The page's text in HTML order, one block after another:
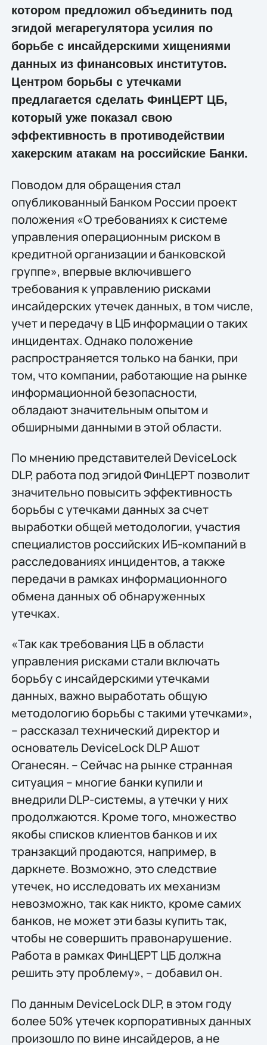
котором предложил объединить под
эгидой мегарегулятора усилия по
борьбе с инсайдерскими хищениями
данных из финансовых институтов.
Центром борьбы с утечками
предлагается сделать ФинЦЕРТ ЦБ,
который уже показал свою
эффективность в противодействии
хакерским атакам на российские Банки.
Поводом для обращения стал
опубликованный Банком России проект
положения «О требованиях к системе
управления операционным риском в
кредитной организации и банковской
группе», впервые включившего
требования к управлению рисками
инсайдерских утечек данных, в том числе,
учет и передачу в ЦБ информации о таких
инцидентах. Однако положение
распространяется только на банки, при
том, что компании, работающие на рынке
информационной безопасности,
обладают значительным опытом и
обширными данными в этой области.
По мнению представителей DeviceLock
DLP, работа под эгидой ФинЦЕРТ позволит
значительно повысить эффективность
борьбы с утечками данных за счет
выработки общей методологии, участия
специалистов российских ИБ-компаний в
расследованиях инцидентов, а также
передачи в рамках информационного
обмена данных об обнаруженных
утечках.
«Так как требования ЦБ в области
управления рисками стали включать
борьбу с инсайдерскими утечками
данных, важно выработать общую
методологию борьбы с такими утечками»,
– рассказал технический директор и
основатель DeviceLock DLP Ашот
Оганесян. – Сейчас на рынке странная
ситуация – многие банки купили и
внедрили DLP-системы, а утечки у них
продолжаются. Кроме того, множество
якобы списков клиентов банков и их
транзакций продаются, например, в
даркнете. Возможно, это следствие
утечек, но исследовать их механизм
невозможно, так как никто, кроме самих
банков, не может эти базы купить так,
чтобы не совершить правонарушение.
Работа в рамках ФинЦЕРТ ЦБ должна
решить эту проблему», – добавил он.
По данным DeviceLock DLP, в этом году
более 50% утечек корпоративных данных
произошло по вине инсайдеров, а не